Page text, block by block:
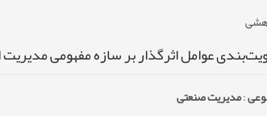
عوامل اثرگذار بر سازه مفهومی
:مدیریت صنعتی